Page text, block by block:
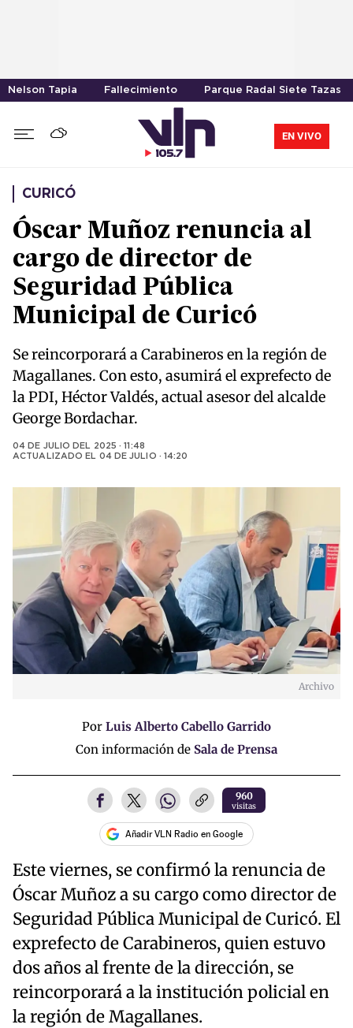
Nelson Tapia Fallecimiento Parque Radal Siete Tazas
EN VIVO
CURICÓ
Óscar Muñoz renuncia al
cargo de director de
Seguridad Pública
Municipal de Curicó
Se reincorporará a Carabineros en la región de
Magallanes. Con esto, asumirá el exprefecto de
la PDI, Héctor Valdés, actual asesor del alcalde
George Bordachar.
04 DE JULIO DEL 2025 · 11:48
ACTUALIZADO EL 04 DE JULIO · 14:20
Archivo
Por Luis Alberto Cabello Garrido
Con información de Sala de Prensa
960
visitas
Añadir VLN Radio en Google
Este viernes, se confirmó la renuncia de
Óscar Muñoz a su cargo como director de
Seguridad Pública Municipal de Curicó. El
exprefecto de Carabineros, quien estuvo
dos años al frente de la dirección, se
reincorporará a la institución policial en
la región de Magallanes.